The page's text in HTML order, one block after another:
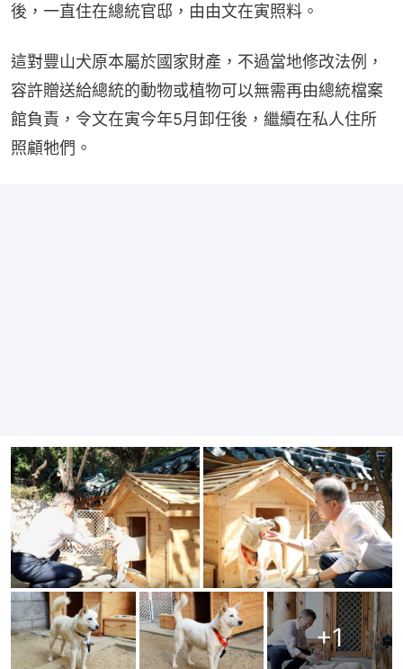
後，一直住在總統官邸，由由文在寅照料。
這對豐山犬原本屬於國家財產，不過當地修改法例，
容許贈送給總統的動物或植物可以無需再由總統檔案
館負責，令文在寅今年5月卸任後，繼續在私人住所
照顧牠們。
+1